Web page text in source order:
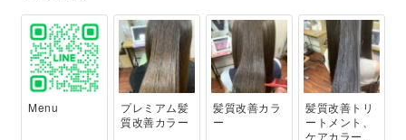
Menu
プレミアム髪
質改善カラー
髪質改善カラ
ー
髪質改善トリ
ートメント、
ケアカラー、